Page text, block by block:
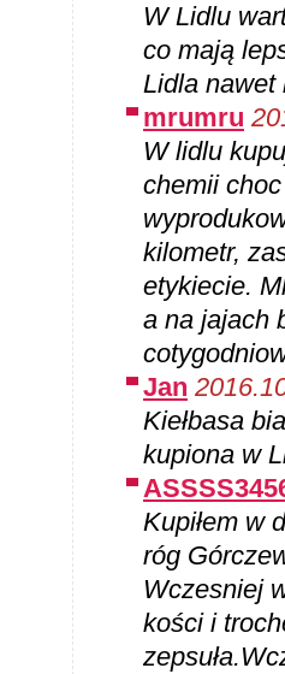
W Lidlu
co mają
Lidla nawet
mrumru
W lidlu
chemii
kilometr,
etykiecie.
a na jajach
Jan
Kiełbasa
kupiona w
Kupiłem w
róg
Wczesniej
kości i